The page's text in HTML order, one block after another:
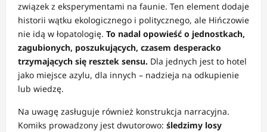
związek z eksperymentami na faunie. Ten element dodaje
historii wątku ekologicznego i politycznego, ale Hińczowie
nie idą w łopatologię. To nadal opowieść o jednostkach,
zagubionych, poszukujących, czasem desperacko
trzymających się resztek sensu. Dla jednych jest to hotel
jako miejsce azylu, dla innych – nadzieja na odkupienie
lub wiedzę.
Na uwagę zasługuje również konstrukcja narracyjna.
Komiks prowadzony jest dwutorowo: śledzimy losy